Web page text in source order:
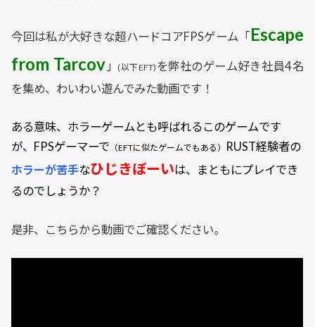
今回は私が大好きな超ハードコアFPSゲーム「Escape
from Tarcov」 (以下EFT) を弊社のゲーム好き社員4名
を集め、わいわい遊んでみた動画です！
ある意味、ホラーゲームとも呼ばれるこのゲームです
が、FPSゲーマーで （EFTに似たゲームでもある） RUST経験者の
ホラーが苦手なひじきぼーいは、まともにプレイでき
るのでしょうか？
是非、こちらから動画でご確認ください。